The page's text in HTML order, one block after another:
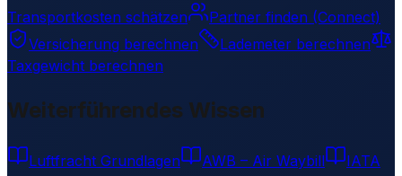
Transportkosten schätzen
Partner finden (Connect)
Versicherung berechnen
Lademeter berechnen
Taxgewicht berechnen
Weiterführendes Wissen
Luftfracht Grundlagen AWB – Air Waybill IATA